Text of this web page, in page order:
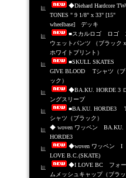
◆Diehard Hardcore
TONES " 9 1/8" x 33" [15"
wheelbase] デッキ
■スカルロゴ ロゴ
ウェットパンツ （ブラックｘ
ホワイトプリント）
■SKULL SKATES
GIVE BLOOD Tシャツ（ブ
ック）
◆BA.KU. HORDE 3
ングスリーブ
■BA.KU. HORDE3
シャツ（ブラック）
◆ woven ワッペン BA.KU.
HORDE3
◆woven ワッペン I
LOVE B.C.(SKATE)
◆I LOVE BC フォー
ムメッシュキャップ（ブラッ